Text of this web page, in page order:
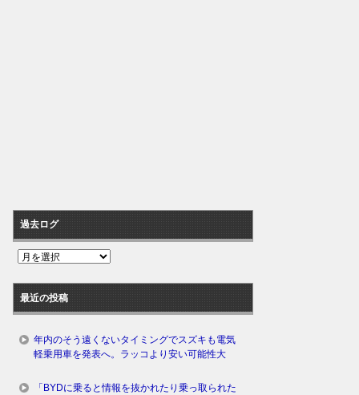
過去ログ
過
ロ
グ
最近の投稿
年内のそう遠くないタイミングでスズキも電気
軽乗用車を発表へ。ラッコより安い可能性大
「BYDに乗ると情報を抜かれたり乗っ取られた